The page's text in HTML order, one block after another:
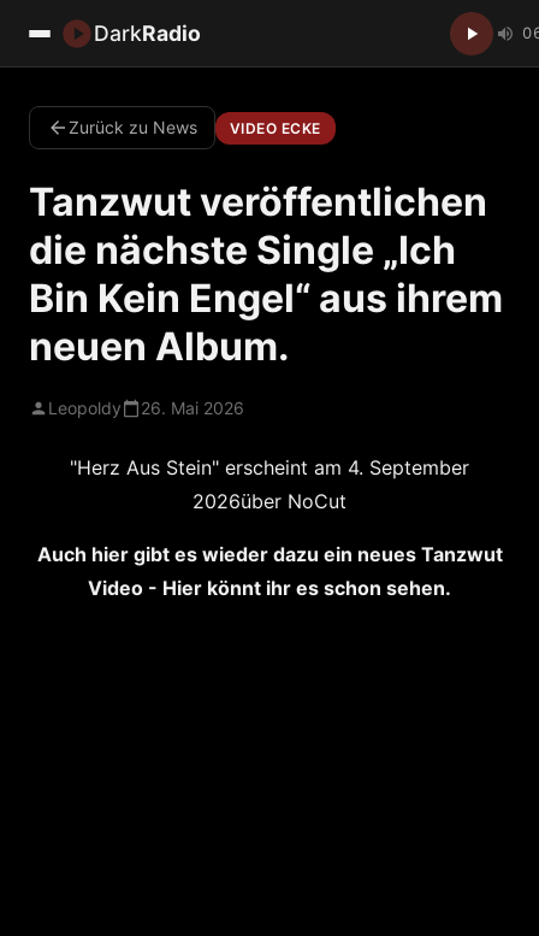
DarkRadio
Zurück zu News VIDEO ECKE
Tanzwut veröffentlichen
die nächste Single „Ich
Bin Kein Engel“ aus ihrem
neuen Album.
Leopoldy 26. Mai 2026
"Herz Aus Stein" erscheint am 4. September
2026über NoCut
Auch hier gibt es wieder dazu ein neues Tanzwut
Video - Hier könnt ihr es schon sehen.